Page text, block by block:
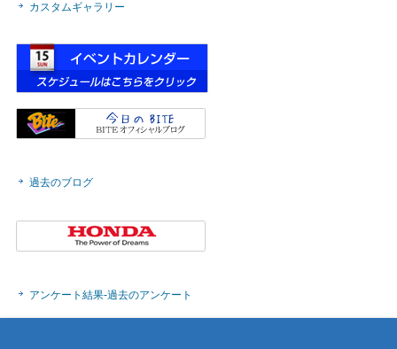
カスタムギャラリー
過去のブログ
アンケート結果-過去のアンケート